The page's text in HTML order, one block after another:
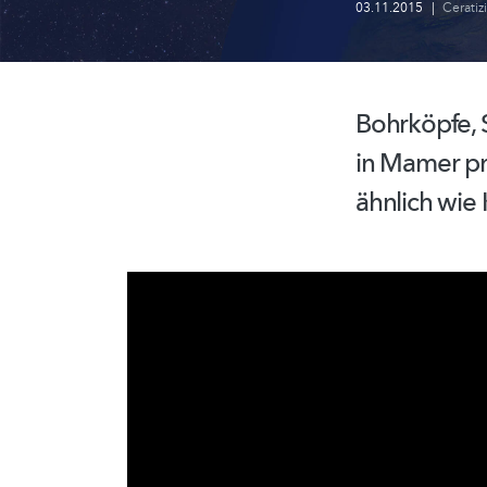
03.11.2015 |
Bohrköpfe,
in Mamer
ähnlich wie